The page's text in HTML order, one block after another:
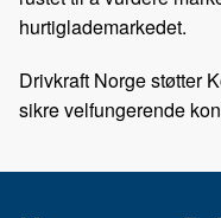
hurtiglademarkedet.
Drivkraft Norge støtter
sikre velfungerende